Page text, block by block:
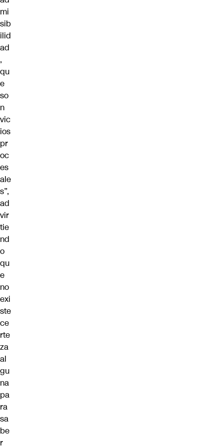
mi
sib
ilid
ad
,
qu
e
so
n
vic
ios
pr
oc
es
ale
s”,
ad
vir
tie
nd
o
qu
e
no
exi
ste
ce
rte
za
al
gu
na
pa
ra
sa
be
r